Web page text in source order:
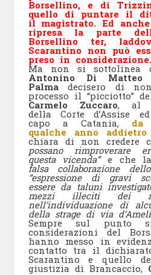
Borsellino, e di
quello di puntare il
il magistrato. Ed
ripresa la parte
Borsellino ter,
Scarantino non può
preso in considerazione.
Ma non si sottolinea
Antonino Di Matteo
Palmadecisero di
processo il “picciotto”
Carmelo Zuccaro, al
della Corte d’Assise
capo a Catania, da
qualche anno addietro
chiara di non credere
possano rimproverare
questa vicenda”e che
falsa collaborazione
“espressione di gravi
essere da taluni
mezzi illeciti dei
nell’individuazione di
della strage di via
Sempre sul punto
considerazioni del
hanno messo in
contatto tra il
Scarantino e quello
giustizia di Brancaccio,